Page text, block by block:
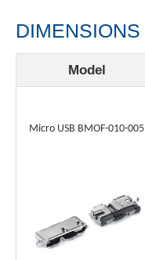
DIMENSIONS
Model
Micro USB BMOF-010-005